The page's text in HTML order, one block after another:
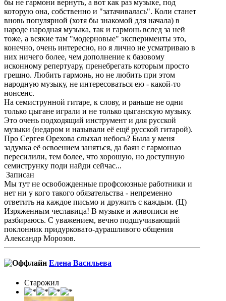
бы не гармони вернуть, а вот как раз музыке, под
которую она, собственно и "затачивалась". Коли станет
вновь популярной (хотя бы знакомой для начала) в
народе народная музыка, так и гармонь вслед за ней
тоже, а всякие там "модерновые" эксперименты это,
конечно, очень интересно, но я лично не усматриваю в
них ничего более, чем дополнение к базовому
исконному репертуару, пренебрегать которым просто
грешно. Любить гармонь, но не любить при этом
народную музыку, не интересоваться ею - какой-то
нонсенс.
На семиструнной гитаре, к слову, и раньше не одни
только цыгане играли и не только цыганскую музыку.
Это очень подходящий инструмент и для русской
музыки (недаром и называли её ещё русской гитарой).
Про Сергея Орехова слыхал небось? Была у меня
задумка её освоением заняться, да баян с гармонью
пересилили, тем более, что хорошую, но доступную
семиструнку поди найди сейчас...
Записан
Мы тут не освобожденные профсоюзные работники и
нет ни у кого такого обязательства - непременно
ответить на каждое письмо и дружить с каждым. (Ц)
Изряженным чеславица! В музыке и живописи не
разбираюсь. С уважением, вечно подшучивающий
поклонник придурковато-дурашливого общения
Александр Морозов.
Елена Васильева
Старожил